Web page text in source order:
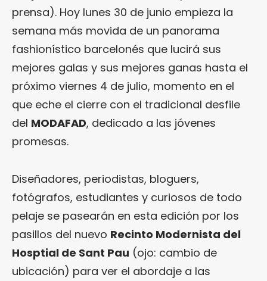
prensa). Hoy lunes 30 de junio empieza la
semana más movida de un panorama
fashionístico barcelonés que lucirá sus
mejores galas y sus mejores ganas hasta el
próximo viernes 4 de julio, momento en el
que eche el cierre con el tradicional desfile
del MODAFAD, dedicado a las jóvenes
promesas.
Diseñadores, periodistas, bloguers,
fotógrafos, estudiantes y curiosos de todo
pelaje se pasearán en esta edición por los
pasillos del nuevo Recinto Modernista del
Hosptial de Sant Pau (ojo: cambio de
ubicación) para ver el abordaje a las